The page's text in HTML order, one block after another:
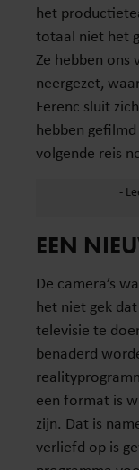
het
totaal niet het
Ze hebben ons
neergezet,
Ferenc sluit
hebben
volgende reis
EEN
De camera’s
het niet gek
televisie te
benaderd
een format is
zijn. Dat is
verliefd op is